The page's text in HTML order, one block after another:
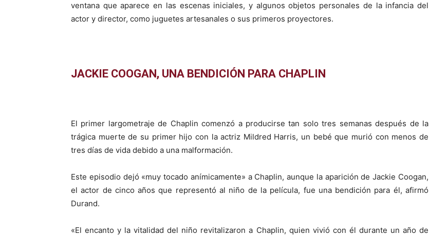
ventana que aparece en las escenas iniciales, y algunos objetos personales de la infancia del
actor y director, como juguetes artesanales o sus primeros proyectores.
JACKIE COOGAN, UNA BENDICIÓN PARA CHAPLIN
El primer largometraje de Chaplin comenzó a producirse tan solo tres semanas después de la
trágica muerte de su primer hijo con la actriz Mildred Harris, un bebé que murió con menos de
tres días de vida debido a una malformación.
Este episodio dejó «muy tocado anímicamente» a Chaplin, aunque la aparición de Jackie Coogan,
el actor de cinco años que representó al niño de la película, fue una bendición para él, afirmó
Durand.
«El encanto y la vitalidad del niño revitalizaron a Chaplin, quien vivió con él durante un año de